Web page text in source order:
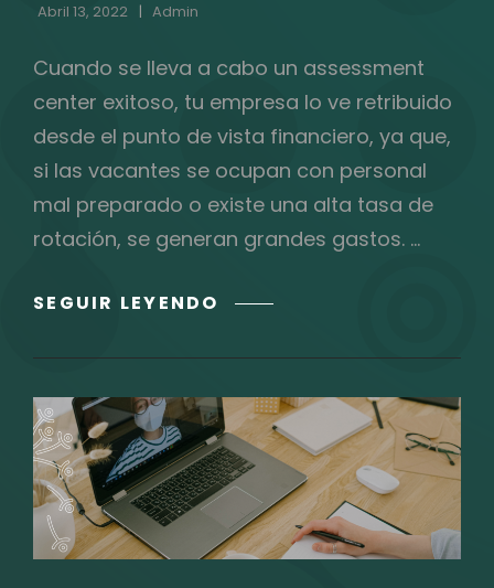
Abril 13, 2022 Admin
Cuando se lleva a cabo un assessment
center exitoso, tu empresa lo ve retribuido
desde el punto de vista financiero, ya que,
si las vacantes se ocupan con personal
mal preparado o existe una alta tasa de
rotación, se generan grandes gastos. …
SEGUIR LEYENDO TODO
QUE
SABER
SOBRE
EL
ASSESSMENT
CENTER
Y